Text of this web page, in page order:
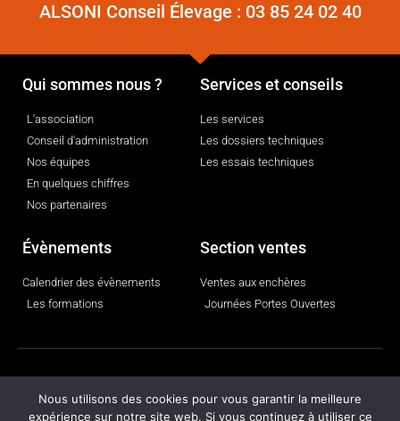
ALSONI Conseil Élevage : 03 85 24 02 40
Qui sommes nous ?
L'association
Conseil d'administration
Nos équipes
En quelques chiffres
Nos partenaires
Services et conseils
Les services
Les dossiers techniques
Les essais techniques
Évènements
Calendrier des évènements
Les formations
Section ventes
Ventes aux enchères
Journées Portes Ouvertes
© 2025 ajccom - tous droits réservés
Nous utilisons des cookies pour vous garantir la meilleure
expérience sur notre site web. Si vous continuez à utiliser ce